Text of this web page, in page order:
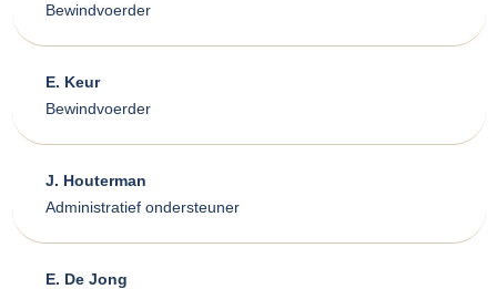
Bewindvoerder
E. Keur
Bewindvoerder
J. Houterman
Administratief ondersteuner
E. De Jong